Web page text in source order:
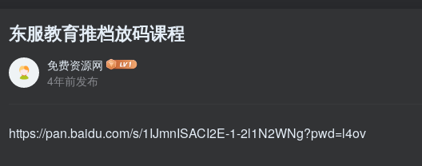
东服教育推档放码课程
免费资源网
4年前发布
https://pan.baidu.com/s/1IJmnISACI2E-1-2l1N2WNg?pwd=l4ov